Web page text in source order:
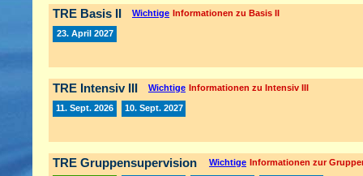
TRE Basis II Wichtige Informationen zu Basis II
23. April 2027
TRE Intensiv III Wichtige Informationen zu Intensiv III
11. Sept. 2026 10. Sept. 2027
TRE Gruppensupervision Wichtige Informationen zur